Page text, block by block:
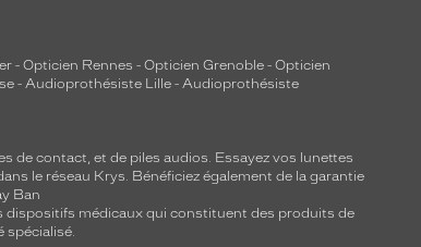
- Opticien Rennes - Opticien Grenoble - Opticien
- Audioprothésiste Lille - Audioprothésiste
de contact, et de piles audios. Essayez vos lunettes
le réseau Krys. Bénéficiez également de la garantie
Ban
dispositifs médicaux qui constituent des produits de
spécialisé.